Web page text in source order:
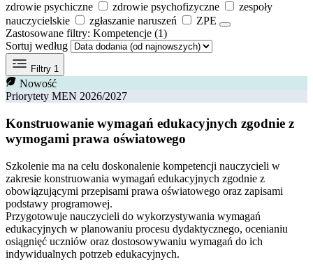
zdrowie psychiczne
zdrowie psychofizyczne
zespoły
nauczycielskie
zgłaszanie naruszeń
ZPE
Zastosowane filtry: Kompetencje (1)
Sortuj według
Filtry 1
Nowość
Priorytety MEN 2026/2027
Konstruowanie wymagań edukacyjnych zgodnie z
wymogami prawa oświatowego
Szkolenie ma na celu doskonalenie kompetencji nauczycieli w
zakresie konstruowania wymagań edukacyjnych zgodnie z
obowiązującymi przepisami prawa oświatowego oraz zapisami
podstawy programowej.
Przygotowuje nauczycieli do wykorzystywania wymagań
edukacyjnych w planowaniu procesu dydaktycznego, ocenianiu
osiągnięć uczniów oraz dostosowywaniu wymagań do ich
indywidualnych potrzeb edukacyjnych.